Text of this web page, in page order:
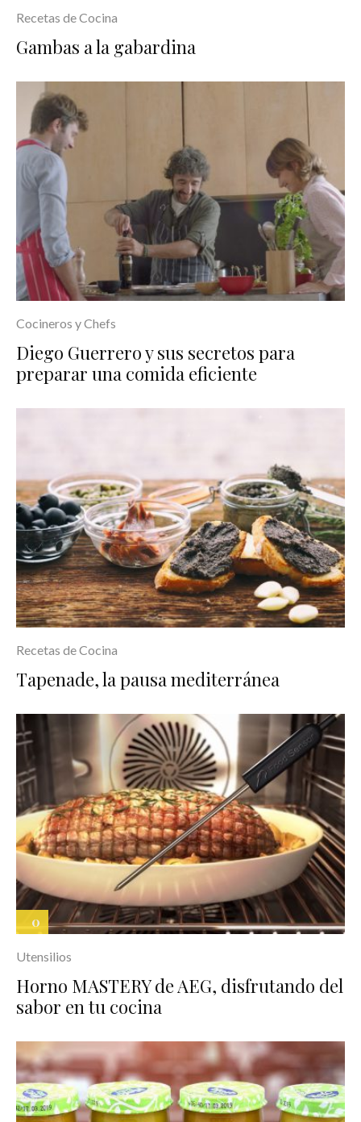
Recetas de Cocina
Gambas a la gabardina
Cocineros y Chefs
Diego Guerrero y sus secretos para
preparar una comida eficiente
Recetas de Cocina
Tapenade, la pausa mediterránea
0
Utensilios
Horno MASTERY de AEG, disfrutando del
sabor en tu cocina